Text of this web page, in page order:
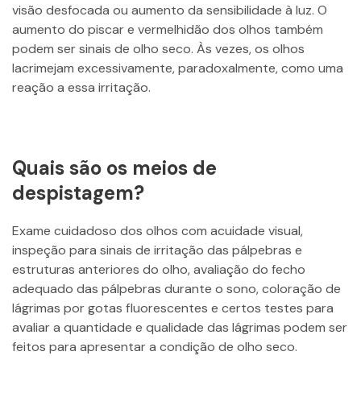
visão desfocada ou aumento da sensibilidade à luz. O
aumento do piscar e vermelhidão dos olhos também
podem ser sinais de olho seco. Às vezes, os olhos
lacrimejam excessivamente, paradoxalmente, como uma
reação a essa irritação.
Quais são os meios de
despistagem?
Exame cuidadoso dos olhos com acuidade visual,
inspeção para sinais de irritação das pálpebras e
estruturas anteriores do olho, avaliação do fecho
adequado das pálpebras durante o sono, coloração de
lágrimas por gotas fluorescentes e certos testes para
avaliar a quantidade e qualidade das lágrimas podem ser
feitos para apresentar a condição de olho seco.